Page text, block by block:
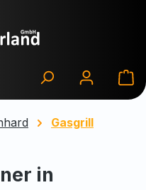
Gasgrill
in